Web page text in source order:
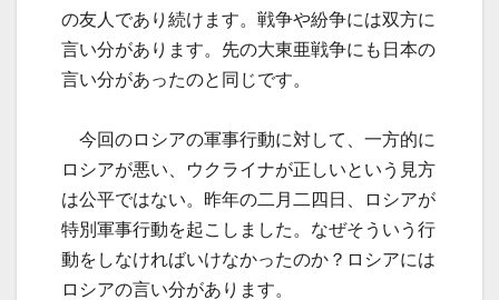
の友人であり続けます。戦争や紛争には双方に
言い分があります。先の大東亜戦争にも日本の
言い分があったのと同じです。
今回のロシアの軍事行動に対して、一方的に
ロシアが悪い、ウクライナが正しいという見方
は公平ではない。昨年の二月二四日、ロシアが
特別軍事行動を起こしました。なぜそういう行
動をしなければいけなかったのか？ロシアには
ロシアの言い分があります。